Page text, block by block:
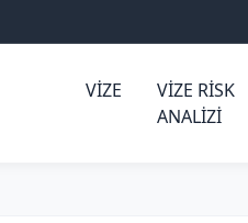
VIZE
VIZE RISK
ANALIZI